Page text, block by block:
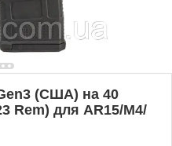
(США) на 40
Rem) для AR15/M4/